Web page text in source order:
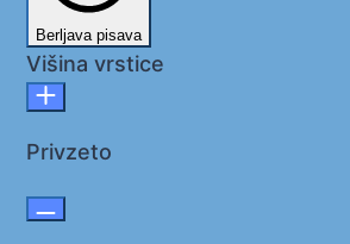
Berljava pisava
Višina vrstice
Privzeto